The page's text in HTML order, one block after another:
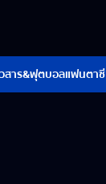
สาร&ฟุตบอลแฟนตาซี